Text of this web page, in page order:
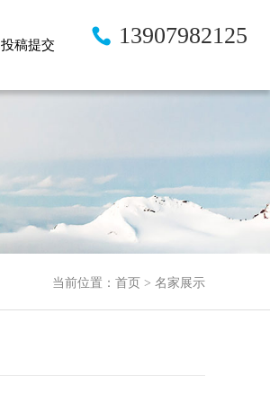
13907982125
投稿提交
当前位置： 首页 > 名家展示